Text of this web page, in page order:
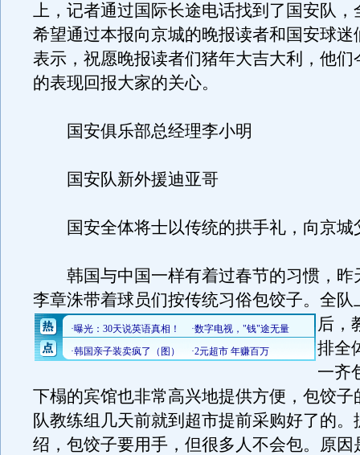
上，记者通过国际长途电话找到了国安队，
希望通过本报向京城的晚报读者和国安球迷
表示，祝愿晚报读者们猪年大吉大利，他们
的表现回报大家的关心。
国安俱乐部总经理李小明
国安队新外援迪亚哥
国安全体将士以传统的拱手礼，向京城
韩国与中国一样有着过春节的习惯，昨
李章洙带着球员们按传统习俗包饺子。 全队
后，
排全
一齐
下榻的宾馆也非常高兴地提供方便，包饺子
队教练组几天前就到超市提前采购好了的。
绍，包饺子要用手，但很多人不会包。原因